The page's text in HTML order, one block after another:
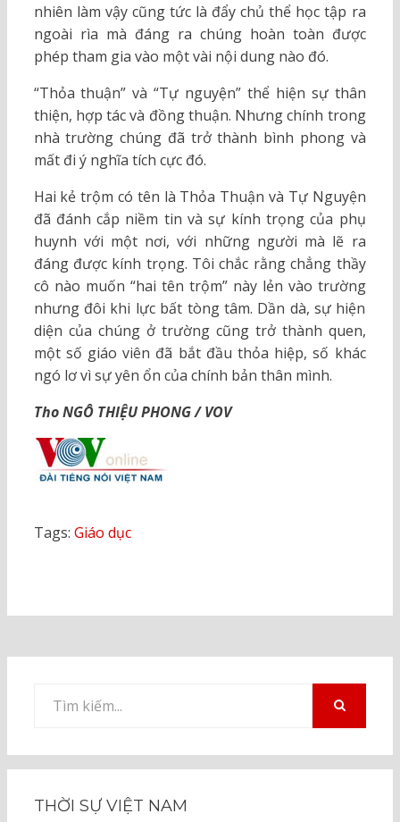
nhiên làm vậy cũng tức là đẩy chủ thể học tập ra
ngoài rìa mà đáng ra chúng hoàn toàn được
phép tham gia vào một vài nội dung nào đó.
“Thỏa thuận” và “Tự nguyện” thể hiện sự thân
thiện, hợp tác và đồng thuận. Nhưng chính trong
nhà trường chúng đã trở thành bình phong và
mất đi ý nghĩa tích cực đó.
Hai kẻ trộm có tên là Thỏa Thuận và Tự Nguyện
đã đánh cắp niềm tin và sự kính trọng của phụ
huynh với một nơi, với những người mà lẽ ra
đáng được kính trọng. Tôi chắc rằng chẳng thầy
cô nào muốn “hai tên trộm” này lẻn vào trường
nhưng đôi khi lực bất tòng tâm. Dần dà, sự hiện
diện của chúng ở trường cũng trở thành quen,
một số giáo viên đã bắt đầu thỏa hiệp, số khác
ngó lơ vì sự yên ổn của chính bản thân mình.
Tho NGÔ THIỆU PHONG / VOV
Tags: Giáo dục
kiếm
THỜI SỰ VIỆT NAM